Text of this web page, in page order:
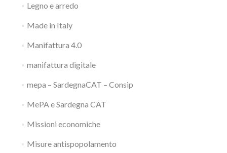
Legno e arredo
Made in Italy
Manifattura 4.0
manifattura digitale
mepa – SardegnaCAT – Consip
MePA e Sardegna CAT
Missioni economiche
Misure antispopolamento